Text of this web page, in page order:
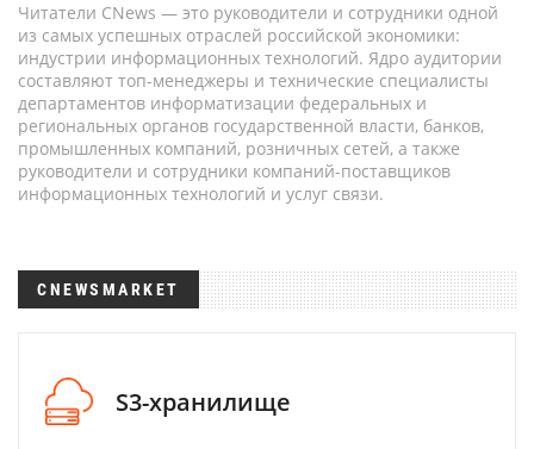
Читатели CNews — это руководители и сотрудники одной
из самых успешных отраслей российской экономики:
индустрии информационных технологий. Ядро аудитории
составляют топ-менеджеры и технические специалисты
департаментов информатизации федеральных и
региональных органов государственной власти, банков,
промышленных компаний, розничных сетей, а также
руководители и сотрудники компаний-поставщиков
информационных технологий и услуг связи.
CNEWSMARKET
S3-хранилище